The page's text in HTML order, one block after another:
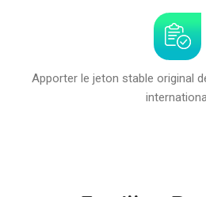
Apporter le jeton stable original